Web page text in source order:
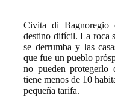
Civita di Bagnoregio
destino difícil. La roca
se derrumba y las
que fue un pueblo
no pueden
tiene menos de 10
pequeña tarifa.